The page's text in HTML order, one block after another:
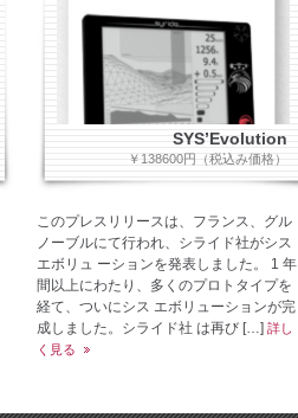
SYS’Evolution
￥138600円（税込み価格）
このプレスリリースは、フランス、グル
ノーブルにて行われ、シライド社がシス
エボリュ ーションを発表しました。 1 年
間以上にわたり、多くのプロトタイプを
経て、ついにシス エボリューションが完
成しました。シライド社 は再び […] 詳し
く見る